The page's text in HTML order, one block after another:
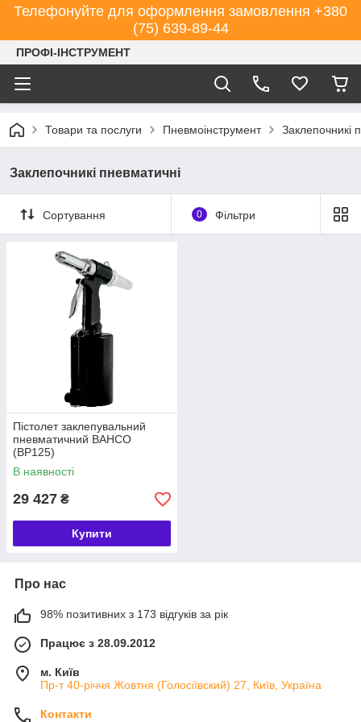
Телефонуйте для оформлення замовлення +380
(75) 639-89-44
ПРОФІ-ІНСТРУМЕНТ
Товари та послуги Пневмоінструмент Заклепочникі
Заклепочникі пневматичні
Сортування 0 Фільтри
Пістолет заклепувальний
пневматичний BAHCO
(BP125)
В наявності
29 427 ₴
Купити
Про нас
98% позитивних з 173 відгуків за рік
Працює з 28.09.2012
м. Київ
Пр-т 40-річчя Жовтня (Голосіївский) 27, Київ, Україна
Контакти